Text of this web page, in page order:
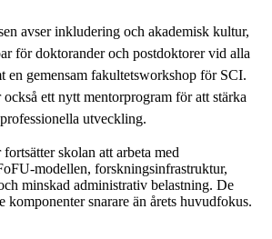
avser inkludering och akademisk kultur,
för doktorander och postdoktorer vid alla
en gemensam fakultetsworkshop för SCI.
också ett nytt mentorprogram för att stärka
utveckling.
skolan att arbeta med
modellen, forskningsinfrastruktur,
minskad administrativ belastning. De
komponenter snarare än årets huvudfokus.